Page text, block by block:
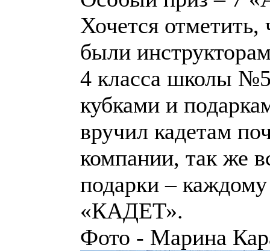
Хочется
были
4 класса школы
кубками и
вручил кадетам
компании, так же
подарки –
«КАДЕТ».
Фото - Марина